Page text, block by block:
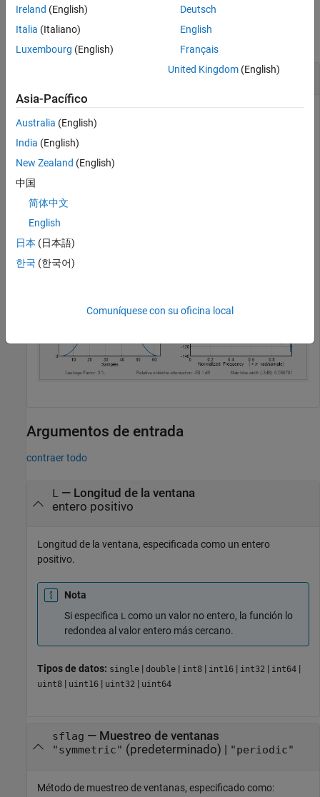
Ejemplos
Ventana de Blackman
resultado utilizando
wvtool(blackman(L))
Argumentos de entrada
contraer todo
L — Longitud de la ventana
entero positivo
Longitud de la ventana, especificada como un entero
positivo.
Nota
Si especifica L como un valor no entero, la función lo
redondea al valor entero más cercano.
Tipos de datos: single | double | int8 | int16 | int32 | int64 |
uint8 | uint16 | uint32 | uint64
sflag — Muestreo de ventanas
"symmetric" (predeterminado) | "periodic"
Método de muestreo de ventanas, especificado como:
Ireland (English)
Italia (Italiano)
Luxembourg (English)
Deutsch
English
Français
United Kingdom(English)
Asia-Pacífico
Australia (English)
India (English)
New Zealand (English)
中国
简体中文
English
日本 (日本語)
한국 (한국어)
Comuníquese con su oficina local